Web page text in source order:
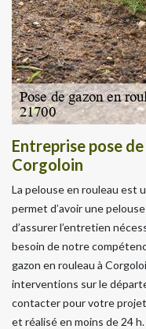
Entreprise pose
Corgoloin
La pelouse en rouleau est
permet d’avoir une
d’assurer l’entretien
besoin de notre
gazon en rouleau à
interventions sur le
contacter pour votre
et réalisé en moins de 24 h.